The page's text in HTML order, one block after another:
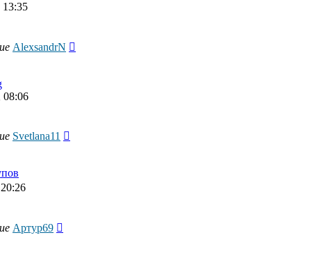
13:35
AlexsandrN
08:06
Svetlana11
Артур69